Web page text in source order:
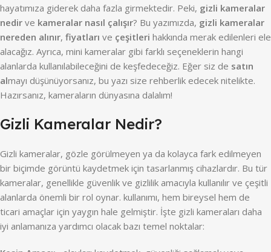
hayatımıza giderek daha fazla girmektedir. Peki, gizli kameralar
nedir ve kameralar nasıl çalışır? Bu yazımızda, gizli kameralar
nereden alınır, fiyatları ve çeşitleri hakkında merak edilenleri ele
alacağız. Ayrıca, mini kameralar gibi farklı seçeneklerin hangi
alanlarda kullanılabileceğini de keşfedeceğiz. Eğer siz de satın
almayı düşünüyorsanız, bu yazı size rehberlik edecek nitelikte.
Hazırsanız, kameraların dünyasına dalalım!
Gizli Kameralar Nedir?
Gizli kameralar, gözle görülmeyen ya da kolayca fark edilmeyen
bir biçimde görüntü kaydetmek için tasarlanmış cihazlardır. Bu tür
kameralar, genellikle güvenlik ve gizlilik amacıyla kullanılır ve çeşitli
alanlarda önemli bir rol oynar. kullanımı, hem bireysel hem de
ticari amaçlar için yaygın hale gelmiştir. İşte gizli kameraları daha
iyi anlamanıza yardımcı olacak bazı temel noktalar: